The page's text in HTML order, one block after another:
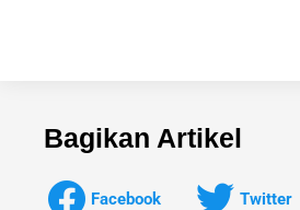
Bagikan Artikel
Facebook Twitter